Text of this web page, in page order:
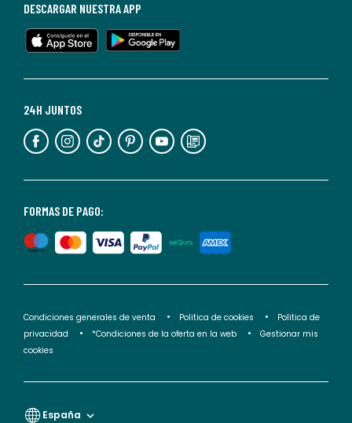
en
cualquier
Para
información,
puedes
nuestra
de
privacidad</2>.
FORMAS DE PAGO:
24H JUNTOS
DESCARGAR NUESTRA APP
Condiciones generales de venta Politica de cookies
Politica de
privacidad
*Condiciones de la oferta en la web
Gestionar mis
cookies
España